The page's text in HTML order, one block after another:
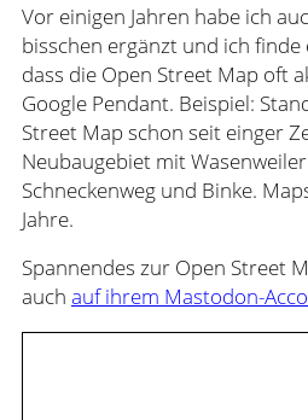
Vor einigen Jahren habe ich
bisschen ergänzt und ich
dass die Open Street Map oft
Google Pendant. Beispiel:
Street Map schon seit einger
Neubaugebiet mit
Schneckenweg und Binke.
Jahre.
Spannendes zur Open Street
auch auf ihrem Mastodon-